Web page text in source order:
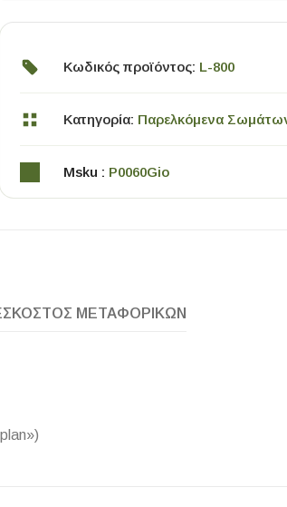
Κωδικός προϊόντος: L-800
Κατηγορία: Παρελκόμενα
Msku : P0060Gio
ΚΌΣΤΟΣ ΜΕΤΑΦΟΡΙΚΏΝ